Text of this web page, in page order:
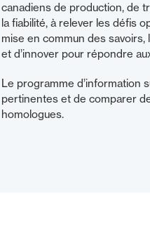
canadiens de production, de
la fiabilité, à relever les défis
mise en commun des savoirs,
et d’innover pour répondre
Le programme d’information
pertinentes et de comparer
homologues.